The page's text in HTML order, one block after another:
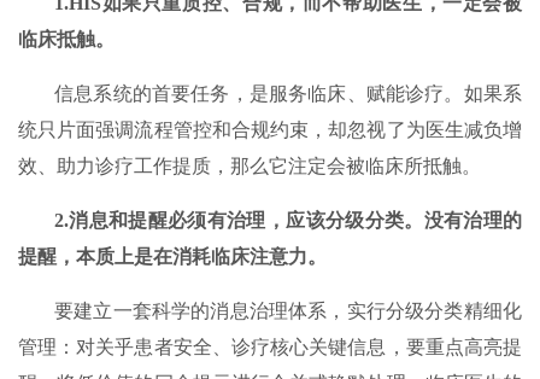
临床抵触。
信息系统的首要任务，是服务临床、赋能诊疗。如果系
统只片面强调流程管控和合规约束，却忽视了为医生减负增
效、助力诊疗工作提质，那么它注定会被临床所抵触。
2.消息和提醒必须有治理，应该分级分类。没有治理的
提醒，本质上是在消耗临床注意力。
要建立一套科学的消息治理体系，实行分级分类精细化
管理：对关乎患者安全、诊疗核心关键信息，要重点高亮提